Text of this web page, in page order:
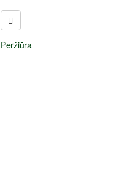
Peržiūra